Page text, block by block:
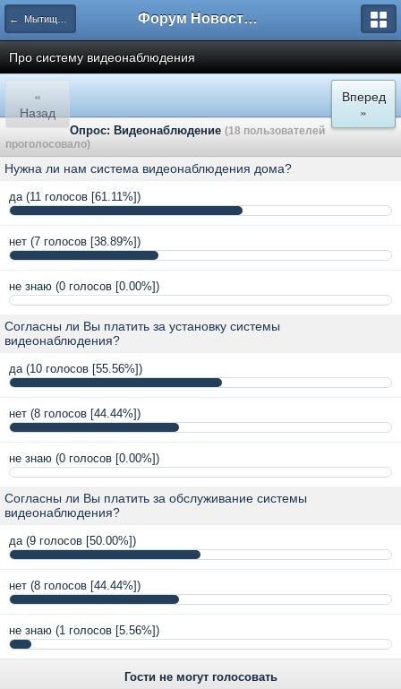
← Мытищи, Троицкая д.5 Форум Новостройки
Про систему видеонаблюдения
«
Назад
Вперед
»
Опрос: Видеонаблюдение (18 пользователей
проголосовало)
Нужна ли нам система видеонаблюдения дома?
да (11 голосов [61.11%])
нет (7 голосов [38.89%])
не знаю (0 голосов [0.00%])
Согласны ли Вы платить за установку системы
видеонаблюдения?
да (10 голосов [55.56%])
нет (8 голосов [44.44%])
не знаю (0 голосов [0.00%])
Согласны ли Вы платить за обслуживание системы
видеонаблюдения?
да (9 голосов [50.00%])
нет (8 голосов [44.44%])
не знаю (1 голосов [5.56%])
Гости не могут голосовать